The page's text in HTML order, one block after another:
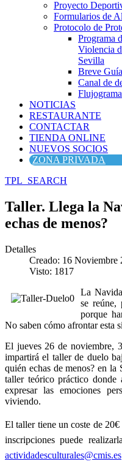
Proyecto
Formularios de
Protocolo de
Programa
Violencia
Sevilla
Breve
Canal de
Flujograma
NOTICIAS
RESTAURANTE
CONTACTAR
TIENDA ONLINE
NUEVOS SOCIOS
ZONA PRIVADA
TPL_SEARCH
Taller. Llega la
echas de menos?
Detalles
Creado: 16 Noviembre
Visto: 1817
La
se reúne,
porque
No saben cómo afrontar esta
El jueves 26 de noviembre,
impartirá el taller de duelo
quién echas de menos? en
taller teórico práctico donde
expresar las emociones
viviendo.
El taller tiene un coste de
inscripciones puede
actividadesculturales@cmis.es